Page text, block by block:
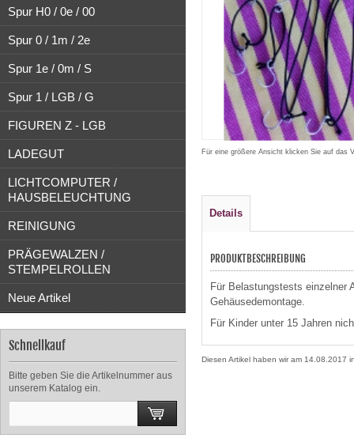
Spur H0 / 0e / 00
Spur 0 / 1m / 2e
Spur 1e / 0m / S
Spur 1 / LGB / G
FIGUREN Z - LGB
LADEGUT
LICHTCOMPUTER /
HAUSBELEUCHTUNG
REINIGUNG
PRÄGEWALZEN /
STEMPELROLLEN
Neue Artikel
Schnellkauf
Bitte geben Sie die Artikelnummer aus
unserem Katalog ein.
Für eine größere Ansicht klicken Sie auf das
Details
PRODUKTBESCHREIBUNG
Für Belastungstests einzelner
Gehäusedemontage.
Für Kinder unter 15 Jahren
Diesen Artikel haben wir am 14.08.2017